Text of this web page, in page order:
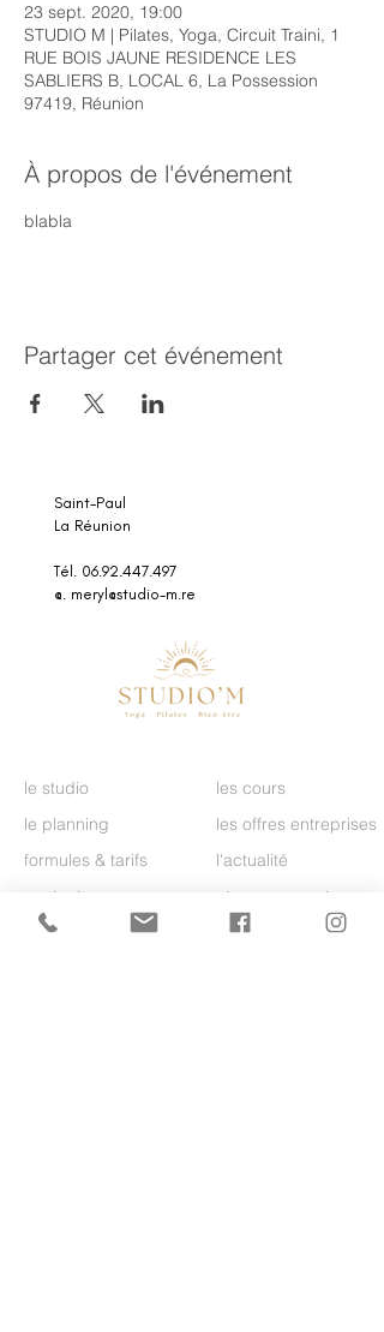
23 sept. 2020, 19:00
STUDIO M | Pilates, Yoga, Circuit Traini, 1
RUE BOIS JAUNE RESIDENCE LES
SABLIERS B, LOCAL 6, La Possession
97419, Réunion
À propos de l'événement
blabla
Partager cet événement
Saint-Paul
La Réunion
Tél. 06.92.447.497
@. meryl@studio-m.re
le studio
le planning
formules & tarifs
contact
les cours
les offres entreprises
l'actualité
réserver ma séance